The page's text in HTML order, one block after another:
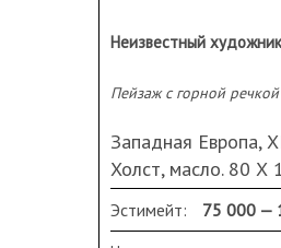
Неизвестный художник
Пейзаж с горной речкой
Западная Европа,
Холст, масло. 80 Х
Пожелтение лака,
реставрация, осыпи
Эстимейт: 75 000 —